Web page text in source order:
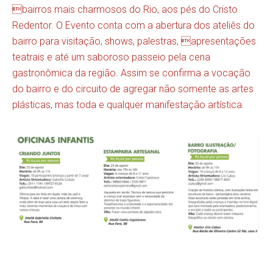
bairros mais charmosos do Rio, aos pés do Cristo
Redentor. O Evento conta com a abertura dos ateliês do
bairro para visitação, shows, palestras, apresentações
teatrais e até um saboroso passeio pela cena
gastronômica da região. Assim se confirma a vocação
do bairro e do circuito de agregar não somente as artes
plásticas, mas toda e qualquer manifestação artística.